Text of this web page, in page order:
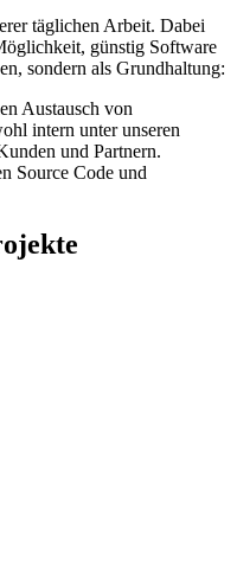
täglichen Arbeit. Dabei
günstig Software
sondern als Grundhaltung:
Austausch von
intern unter unseren
und Partnern.
Source Code und